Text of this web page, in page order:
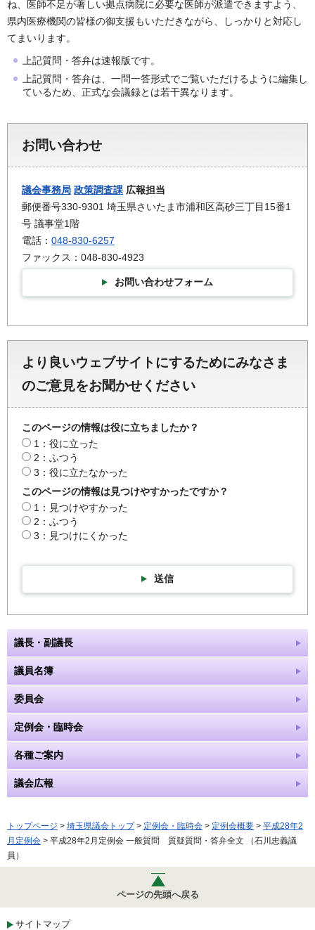
ね、医師不足が著しい拠点病院に必要な医師が派遣できますよう、
県内医療機関の皆様の御支援もいただきながら、しっかりと対応し
てまいります。
上記質問・答弁は速報版です。
上記質問・答弁は、一問一答形式でご覧いただけるように編集し
ているため、正式な会議録とは若干異なります。
お問い合わせ
議会事務局 政策調査課 広報担当
郵便番号330-9301 埼玉県さいたま市浦和区高砂三丁目15番1
号 議事堂1階
電話： 048-830-6257
ファックス：048-830-4923
お問い合わせフォーム
より良いウェブサイトにするためにみなさま
のご意見をお聞かせください
このページの情報は役に立ちましたか？
1：役に立った
2：ふつう
3：役に立たなかった
このページの情報は見つけやすかったですか？
1：見つけやすかった
2：ふつう
3：見つけにくかった
送信
議長・副議長
議員名簿
委員会
定例会・臨時会
各種ご案内
議会広報
トップページ > 埼玉県議会トップ> 定例会・臨時会 > 定例会概要 > 平成28年2
月定例会 > 平成28年2月定例会 一般質問 質疑質問・答弁全文 （石川忠義議
員）
ページの先頭へ戻る
サイトマップ